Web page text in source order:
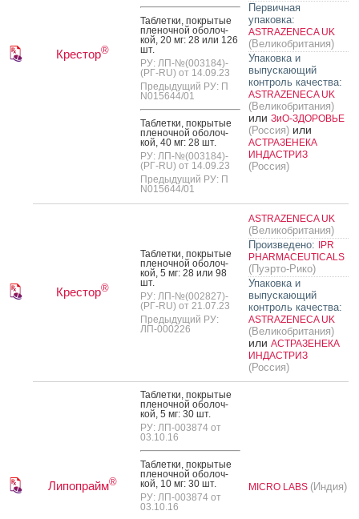
Крестор®
Таб­летки, пок­ры­тые
пле­ноч­ной обо­лоч­
кой, 20 мг: 28 или 126
шт.
РУ: ЛП-№(003184)-
(РГ-RU) от 14.09.23
Предыдущий РУ: П
N015644/01
Таб­летки, пок­ры­тые
пле­ноч­ной обо­лоч­
кой, 40 мг: 28 шт.
РУ: ЛП-№(003184)-
(РГ-RU) от 14.09.23
Предыдущий РУ: П
N015644/01
Первичная
упаковка:
ASTRAZENECA UK
(Великобритания)
Упаковка и
выпускающий
контроль качества:
ASTRAZENECA UK
(Великобритания)
или ЗиО-ЗДОРОВЬЕ
(Россия) или
АСТРАЗЕНЕКА
ИНДАСТРИЗ
(Россия)
Крестор®
Таб­летки, пок­ры­тые
пле­ноч­ной обо­лоч­
кой, 5 мг: 28 или 98
шт.
РУ: ЛП-№(002827)-
(РГ-RU) от 21.07.23
Предыдущий РУ:
ЛП-000226
ASTRAZENECA UK
(Великобритания)
Произведено: IPR
PHARMACEUTICALS
(Пуэрто-Рико)
Упаковка и
выпускающий
контроль качества:
ASTRAZENECA UK
(Великобритания)
или АСТРАЗЕНЕКА
ИНДАСТРИЗ
(Россия)
Липопрайм®
Таб­летки, пок­ры­тые
пле­ноч­ной обо­лоч­
кой, 5 мг: 30 шт.
РУ: ЛП-003874 от
03.10.16
Таб­летки, пок­ры­тые
пле­ноч­ной обо­лоч­
кой, 10 мг: 30 шт.
РУ: ЛП-003874 от
03.10.16
MICRO LABS (Индия)